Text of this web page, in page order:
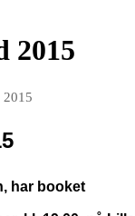
2015​
2015
har booket